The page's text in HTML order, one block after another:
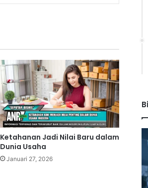
Ketahanan Jadi Nilai Baru dalam
Dunia Usaha
Januari 27, 2026